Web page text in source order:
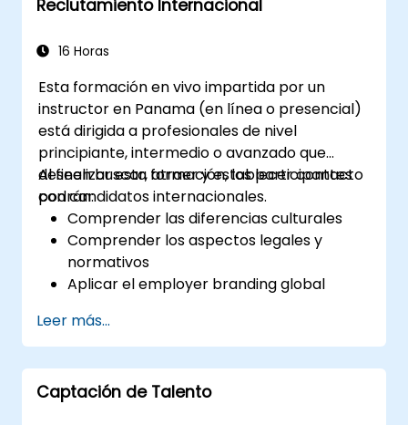
Reclutamiento Internacional
16 Horas
Esta formación en vivo impartida por un
instructor en Panama (en línea o presencial)
está dirigida a profesionales de nivel
principiante, intermedio o avanzado que
deseen buscar, atraer y establecer contacto
con candidatos internacionales.
Al finalizar esta formación, los participantes
podrán:
Comprender las diferencias culturales
Comprender los aspectos legales y
normativos
Aplicar el employer branding global
talento y reclutamiento
Leer más...
Captación de Talento